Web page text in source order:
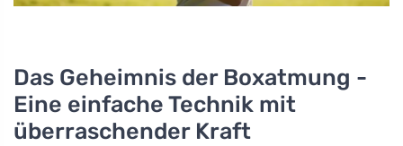
Das Geheimnis der Boxatmung -
Eine einfache Technik mit
überraschender Kraft